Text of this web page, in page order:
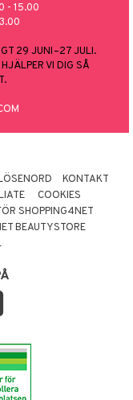
- 15.00
29 JUNI–27 JULI.
VI DIG SÅ
KONTAKT
COOKIES
SHOPPING4NET
BEAUTYSTORE